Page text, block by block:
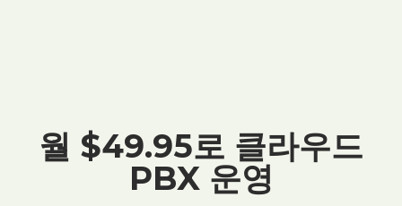
월 $49.95로 클라우드
PBX 운영